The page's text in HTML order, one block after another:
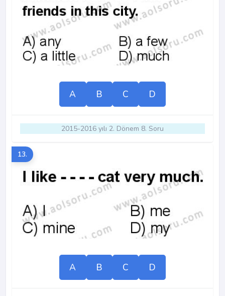
A B C D
2015-2016 yılı 2. Dönem 8. Soru
13.
A B C D